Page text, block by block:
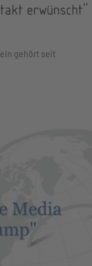
erwünscht"
gehört seit